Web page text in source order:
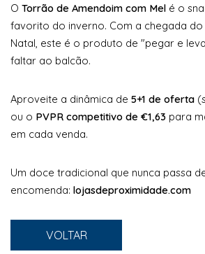
O Torrão de Amendoim com Mel é o
favorito do inverno. Com a chegada
Natal, este é o produto de "pegar e
faltar ao balcão.
Aproveite a dinâmica de 5+1 de oferta
ou o PVPR competitivo de €1,63 para
em cada venda.
Um doce tradicional que nunca passa
encomenda: lojasdeproximidade.com
VOLTAR